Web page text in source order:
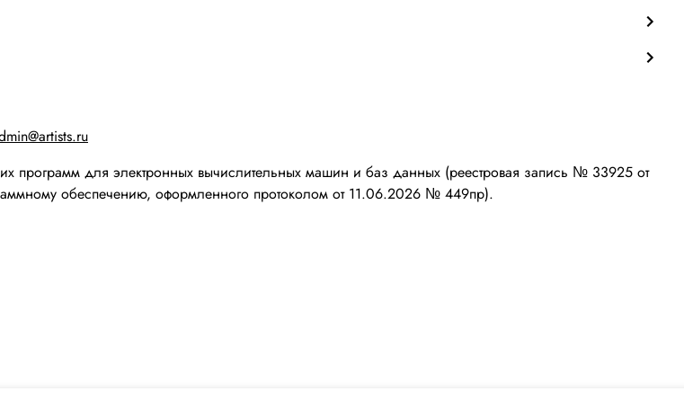
для электронных вычислительных машин и баз данных (реестровая запись № 33925 от
обеспечению, оформленного протоколом от 11.06.2026 № 449пр).